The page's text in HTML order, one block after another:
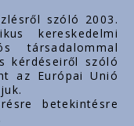
szóló 2003.
kereskedelmi
társadalommal
kérdéseiről szóló
az Európai Unió
betekintésre